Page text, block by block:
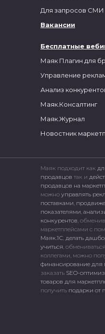
Бесплатные
Маяк Плагин для
Управление
Анализ
Маяк.Консалтинг
Маяк.Журнал
Новостник
Для запросов СМИ
Вакансии
Маяк подходит как
продавцов так и
продавцов на
можно управлять
поставками
показателями
конкурентов ,
маркетплейсами c
Маяк.1С делать
учиться ,
коллегами, можно
финансирование для
заказать SEO-
товаров для
получить подарки от